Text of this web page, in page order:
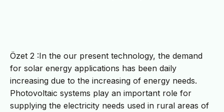
Özet 2 :In the our present technology, the demand
for solar energy applications has been daily
increasing due to the increasing of energy needs.
Photovoltaic systems play an important role for
supplying the electricity needs used in rural areas of